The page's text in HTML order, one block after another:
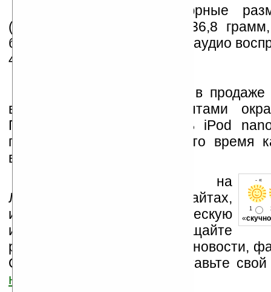
Несмотря на миниатюрные
(90,7х38,7х6,2 мм) и вес 36,8
батареи хватает на 24 часа аудио
4 часа видеопросмотра.
iPod nano 4G появится в
время с девятью вариантами
Предполагаемая стоимость iPod
памяти составит $149, в то время
версия будет стоить $199.
- «
1
«скучно
Устанавливайте линк на
Ладошки на своих сайтах,
изучайте коммерческую
информацию, посещайте
разделы сайта (форум, чат, новости,
Оцените эту новость и оставьте
ниже на странице